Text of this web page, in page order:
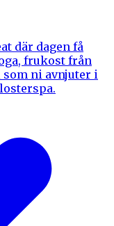
där dagen få
frukost från
som ni avnjuter i